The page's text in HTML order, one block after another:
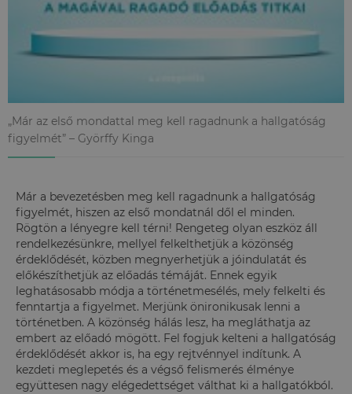
„Már az első mondattal meg kell ragadnunk a hallgatóság
figyelmét” – Györffy Kinga
Már a bevezetésben meg kell ragadnunk a hallgatóság
figyelmét, hiszen az első mondatnál dől el minden.
Rögtön a lényegre kell térni! Rengeteg olyan eszköz áll
rendelkezésünkre, mellyel felkelthetjük a közönség
érdeklődését, közben megnyerhetjük a jóindulatát és
előkészíthetjük az előadás témáját. Ennek egyik
leghatásosabb módja a történetmesélés, mely felkelti és
fenntartja a figyelmet. Merjünk önironikusak lenni a
történetben. A közönség hálás lesz, ha megláthatja az
embert az előadó mögött. Fel fogjuk kelteni a hallgatóság
érdeklődését akkor is, ha egy rejtvénnyel indítunk. A
kezdeti meglepetés és a végső felismerés élménye
együttesen nagy elégedettséget válthat ki a hallgatókból.